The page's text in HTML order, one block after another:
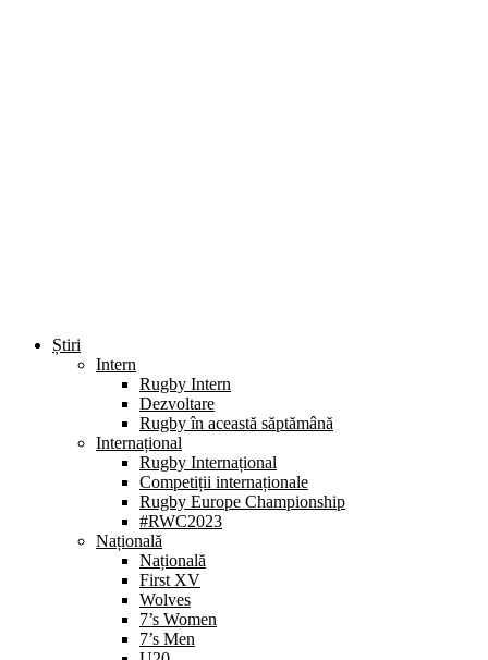
Știri
Intern
Rugby Intern
Dezvoltare
Rugby în această săptămână
Internațional
Rugby Internațional
Competiții internaționale
Rugby Europe Championship
#RWC2023
Națională
Națională
First XV
Wolves
7’s Women
7’s Men